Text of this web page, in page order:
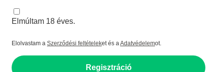
Elmúltam 18 éves.
Elolvastam a Szerződési feltételeket és aAdatvédelemot.
Regisztráció